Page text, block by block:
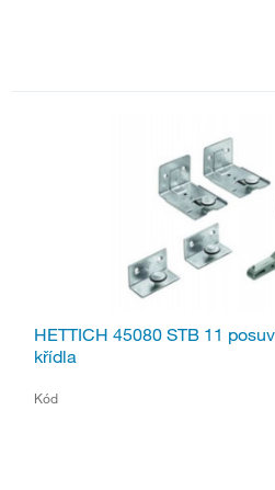
HETTICH 45080 STB 11
křídla
Kód